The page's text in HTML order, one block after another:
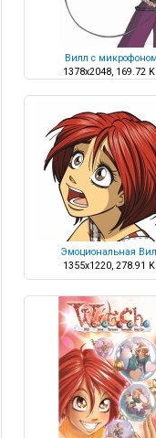
Вилл с микрофоном
1378x2048, 169.72
Эмоциональная
1355x1220, 278.91